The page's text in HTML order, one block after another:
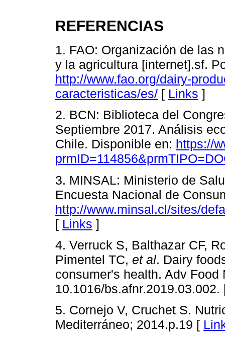
REFERENCIAS
1. FAO: Organización de las
y la agricultura [internet].sf.
http://www.fao.org/dairy-
caracteristicas/es/ [ Links ]
2. BCN: Biblioteca del
Septiembre 2017. Análisis
Chile. Disponible en: https://
3. MINSAL: Ministerio de
Encuesta Nacional de
http://www.minsal.cl/sites/
[ Links ]
4. Verruck S, Balthazar CF,
Pimentel TC, et al. Dairy
consumer's health. Adv
10.1016/
5. Cornejo V, Cruchet S.
Mediterráneo; 2014.p.19 [